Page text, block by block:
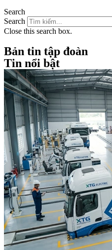
Search
Search
Close this search box.
Bản tin tập đoàn
Tin nổi bật